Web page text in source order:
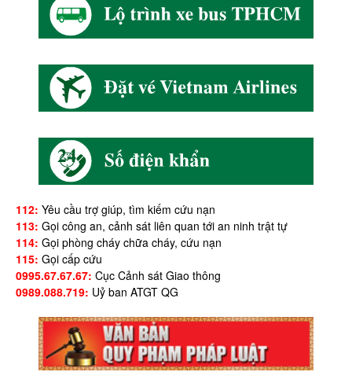
112: Yêu cầu trợ giúp, tìm kiếm cứu nạn
113: Gọi công an, cảnh sát liên quan tới an ninh trật tự
114: Gọi phòng cháy chữa cháy, cứu nạn
115: Gọi cấp cứu
0995.67.67.67: Cục Cảnh sát Giao thông
0989.088.719: Uỷ ban ATGT QG